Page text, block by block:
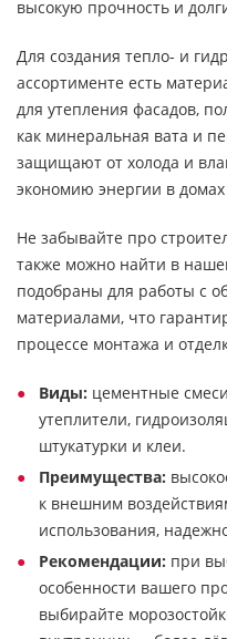
высокую прочность и
Для создания тепло- и
ассортименте есть
для утепления фасадов,
как минеральная вата и
защищают от холода и
экономию энергии в
Не забывайте про
также можно найти в
подобраны для работы с
материалами, что
процессе монтажа и
Виды: цементные
утеплители,
штукатурки и клеи.
Преимущества:
к внешним
использования,
Рекомендации: при
особенности вашего
выбирайте